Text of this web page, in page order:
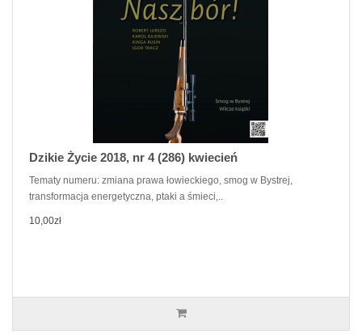
Dzikie Życie 2018, nr 4 (286) kwiecień
Tematy numeru: zmiana prawa łowieckiego, smog w Bystrej,
transformacja energetyczna, ptaki a śmieci,..
10,00zł